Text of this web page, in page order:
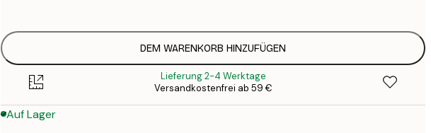
DEM WARENKORB HINZUFÜGEN
Lieferung 2-4 Werktage
Versandkostenfrei ab 59 €
Auf Lager